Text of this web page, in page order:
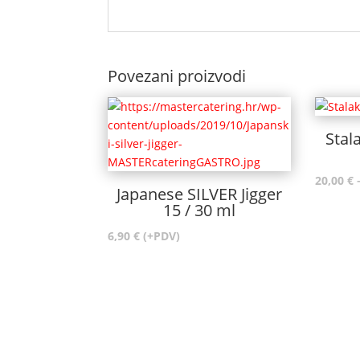
Povezani proizvodi
Japanese SILVER Jigger
15 / 30 ml
6,90€ (+PDV)
20,00 €